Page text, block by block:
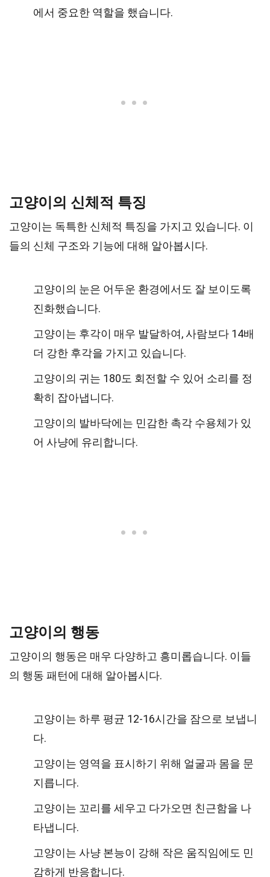
에서 중요한 역할을 했습니다.
고양이의 신체적 특징
고양이는 독특한 신체적 특징을 가지고 있습니다. 이
들의 신체 구조와 기능에 대해 알아봅시다.
고양이의 눈은 어두운 환경에서도 잘 보이도록
진화했습니다.
고양이는 후각이 매우 발달하여, 사람보다 14배
더 강한 후각을 가지고 있습니다.
고양이의 귀는 180도 회전할 수 있어 소리를 정
확히 잡아냅니다.
고양이의 발바닥에는 민감한 촉각 수용체가 있
어 사냥에 유리합니다.
고양이의 행동
고양이의 행동은 매우 다양하고 흥미롭습니다. 이들
의 행동 패턴에 대해 알아봅시다.
고양이는 하루 평균 12-16시간을 잠으로 보냅니
다.
고양이는 영역을 표시하기 위해 얼굴과 몸을 문
지릅니다.
고양이는 꼬리를 세우고 다가오면 친근함을 나
타냅니다.
고양이는 사냥 본능이 강해 작은 움직임에도 민
감하게 반응합니다.